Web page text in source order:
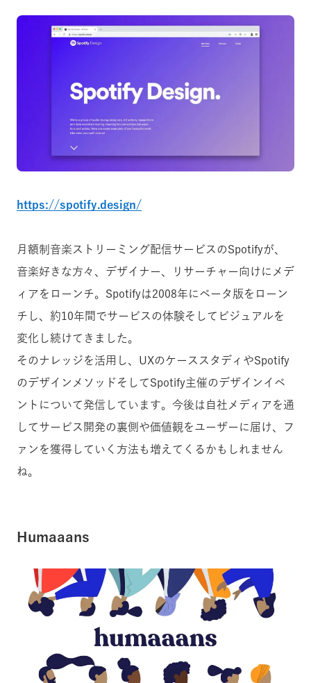
https://spotify.design/
月額制 音楽ストリーミング配信サービスのSpotifyが、
音楽好きな方々、デザイナー、リサーチャー向けにメデ
ィアをローンチ。Spotifyは2008年にベータ版をローン
チし、約10年間でサービスの体験そしてビジュアルを
変化し続けてきました。
そのナレッジを活用し、UXのケーススタディやSpotify
のデザインメソッドそしてSpotify主催のデザインイベ
ントについて発信しています。 今後は自社メディアを通
してサービス開発の裏側や価値観をユーザーに届け、フ
ァンを獲得していく方法も増えてくるかもしれません
ね。
Humaaans